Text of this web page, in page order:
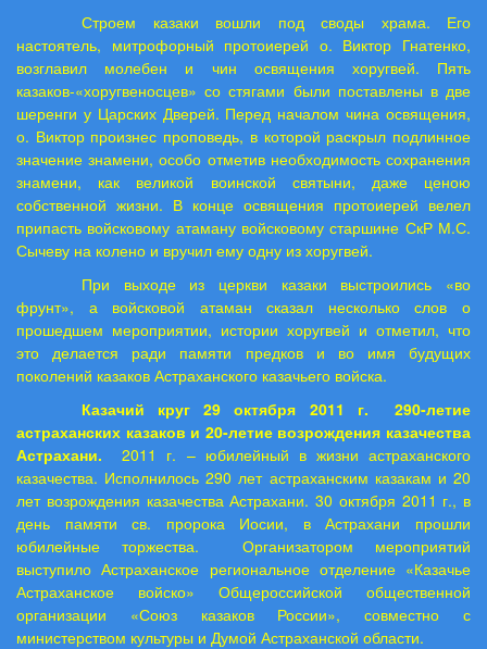
Строем казаки вошли под своды храма. Его
настоятель, митрофорный протоиерей о. Виктор Гнатенко,
возглавил молебен и чин освящения хоругвей. Пять
казаков-«хоругвеносцев» со стягами были поставлены в две
шеренги у Царских Дверей. Перед началом чина освящения,
о. Виктор произнес проповедь, в которой раскрыл подлинное
значение знамени, особо отметив необходимость сохранения
знамени, как великой воинской святыни, даже ценою
собственной жизни. В конце освящения протоиерей велел
припасть войсковому атаману войсковому старшине СкР М.С.
Сычеву на колено и вручил ему одну из хоругвей.
При выходе из церкви казаки выстроились «во
фрунт», а войсковой атаман сказал несколько слов о
прошедшем мероприятии, истории хоругвей и отметил, что
это делается ради памяти предков и во имя будущих
поколений казаков Астраханского казачьего войска.
Казачий круг 29 октября 2011 г.
290-летие
астраханских казаков и 20-летие возрождения казачества
Астрахани.
2011 г. – юбилейный в жизни астраханского
казачества. Исполнилось 290 лет астраханским казакам и 20
лет возрождения казачества Астрахани. 30 октября 2011 г., в
день памяти св. пророка Иосии, в Астрахани прошли
юбилейные торжества.
Организатором мероприятий
выступило Астраханское региональное отделение «Казачье
Астраханское войско» Общероссийской общественной
организации «Союз казаков России», совместно с
министерством культуры и Думой Астраханской области.